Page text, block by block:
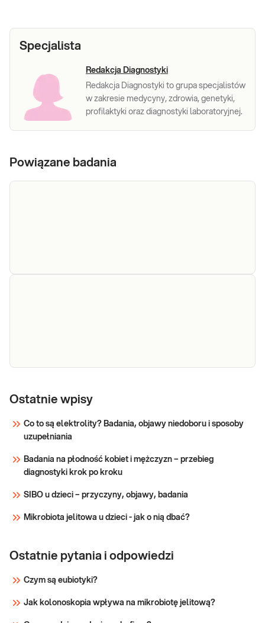
Specjalista
Redakcja Diagnostyki
Redakcja Diagnostyki to grupa specjalistów
w zakresie medycyny, zdrowia, genetyki,
profilaktyki oraz diagnostyki laboratoryjnej.
Powiązane badania
Ostatnie wpisy
Co to są elektrolity? Badania, objawy niedoboru i sposoby
uzupełniania
Badania na płodność kobiet i mężczyzn – przebieg
diagnostyki krok po kroku
SIBO u dzieci – przyczyny, objawy, badania
Mikrobiota jelitowa u dzieci - jak o nią dbać?
Ostatnie pytania i odpowiedzi
Czym są eubiotyki?
Jak kolonoskopia wpływa na mikrobiotę jelitową?